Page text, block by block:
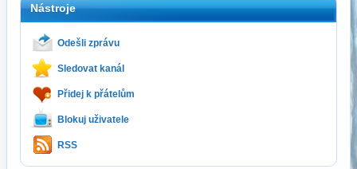
Nástroje
Odešli zprávu
Sledovat kanál
Přidej k přátelům
Blokuj uživatele
RSS